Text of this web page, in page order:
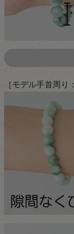
［モデル手首周